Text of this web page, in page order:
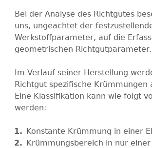
Bei der Analyse des Richtgutes
uns, ungeachtet der
Werkstoffparameter, auf die
geometrischen Richtgutparameter.
Im Verlauf seiner Herstellung
Richtgut spezifische Krümmungen
Eine Klassifikation kann wie folgt
werden:
Konstante Krümmung in einer
Krümmungsbereich in nur einer